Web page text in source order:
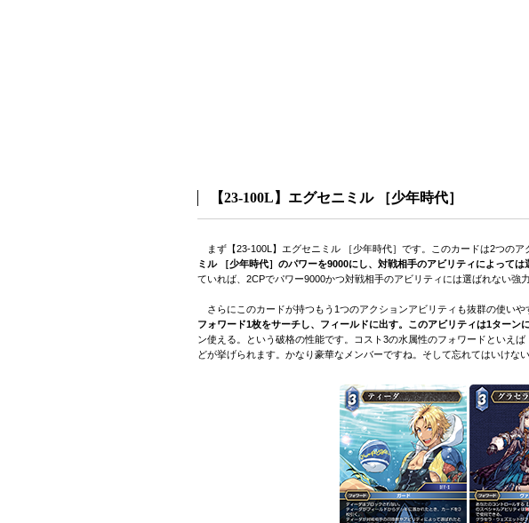
【23-100L】エグセニミル ［少年時代］
まず【23-100L】エグセニミル ［少年時代］です。このカードは2つの
ミル ［少年時代］のパワーを9000にし、対戦相手のアビリティによって
ていれば、2CPでパワー9000かつ対戦相手のアビリティには選ばれない強
さらにこのカードが持つもう1つのアクションアビリティも抜群の使い
フォワード1枚をサーチし、フィールドに出す。このアビリティは1ターン
ン使える。という破格の性能です。コスト3の水属性のフォワードといえ
どが挙げられます。かなり豪華なメンバーですね。そして忘れてはいけな